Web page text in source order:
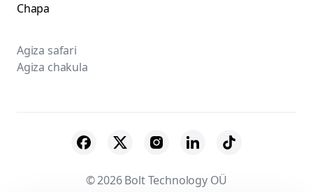
Chapa
Agiza safari
Agiza chakula
© 2026 Bolt Technology OÜ